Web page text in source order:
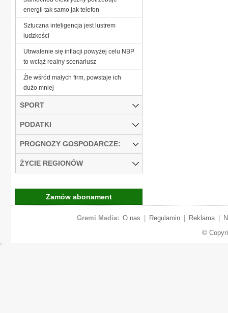
energii tak samo jak telefon
Sztuczna inteligencja jest lustrem
ludzkości
Utrwalenie się inflacji powyżej celu NBP
to wciąż realny scenariusz
Źle wśród małych firm, powstaje ich
dużo mniej
SPORT
PODATKI
PROGNOZY GOSPODARCZE:
ŻYCIE REGIONÓW
Zamów abonament
Gremi Media: O nas Regulamin Reklama
©